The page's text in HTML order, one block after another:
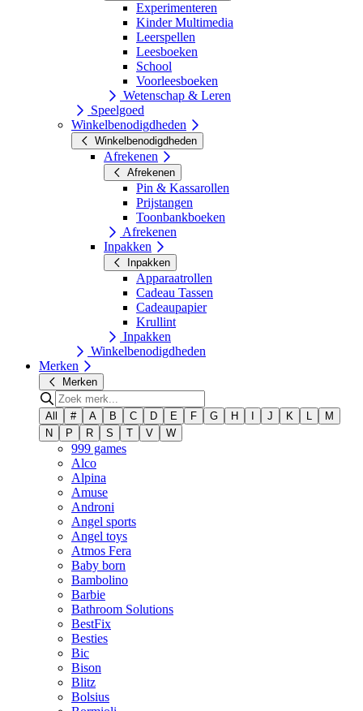
Experimenteren
Kinder Multimedia
Leerspellen
Leesboeken
School
Voorleesboeken
Wetenschap & Leren
Speelgoed
Winkelbenodigdheden
Winkelbenodigdheden
Afrekenen
Afrekenen
Pin & Kassarollen
Prijstangen
Toonbankboeken
Afrekenen
Inpakken
Inpakken
Apparaatrollen
Cadeau Tassen
Cadeaupapier
Krullint
Inpakken
Winkelbenodigdheden
Merken
Merken
All # A B C D E F G H J K L
M
N
P R S T V W
999 games
Alco
Alpina
Amuse
Androni
Angel sports
Angel toys
Atmos Fera
Baby born
Bambolino
Barbie
Bathroom Solutions
BestFix
Besties
Bic
Bison
Blitz
Bolsius